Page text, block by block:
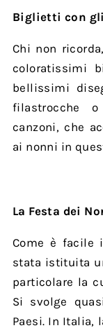
Biglietti con
Chi non
coloratissimi
bellissimi
filastrocche
canzoni, che
ai nonni in
La Festa dei
Come è facile
stata istituita
particolare la
Si svolge
Paesi. In Italia,